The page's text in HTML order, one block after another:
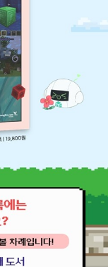
작성하여 새로운 세
다.
다. 그렇다고 이 책을
같은 직업을 가져
계기로 그러한 진
창작과 개발을 직
하는 인간(Homo L
만들어 내는 행위
에서 파고들고, 만든
실현하고 인간성을
래프트가 좋아서, 나